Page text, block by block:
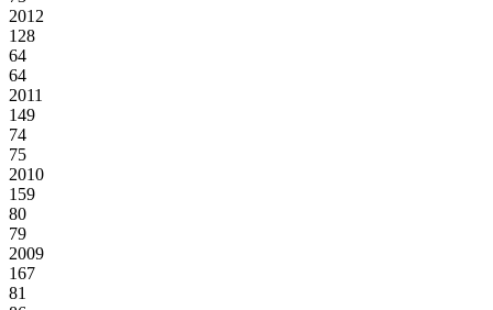
2012
128
64
64
2011
149
74
75
2010
159
80
79
2009
167
81